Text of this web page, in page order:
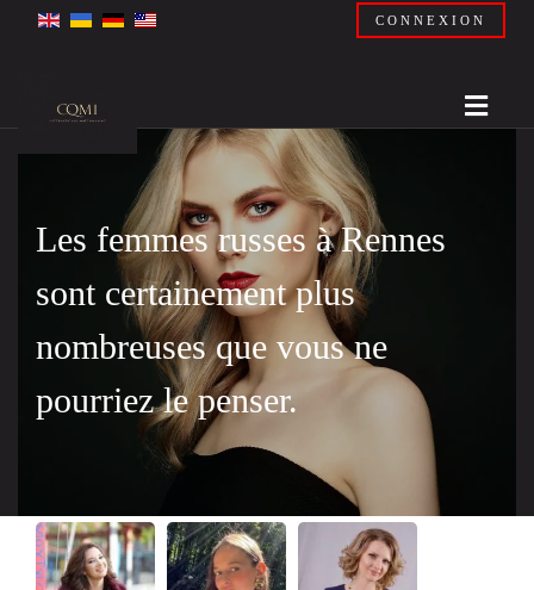
CONNEXION
Les femmes russes à Rennes
sont certainement plus
nombreuses que vous ne
pourriez le penser.